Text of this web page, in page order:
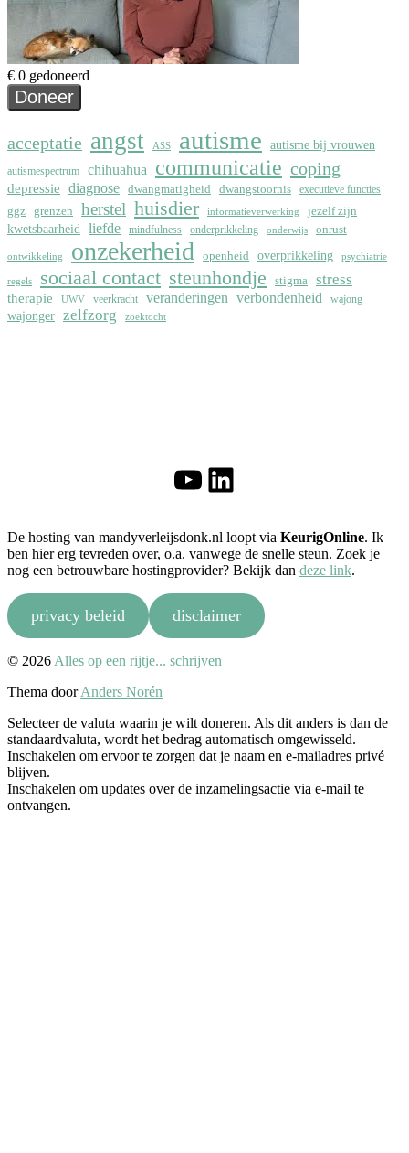
acceptatie angst ASS autisme autisme bij vrouwen
autismespectrum chihuahua communicatie coping
depressie diagnose dwangmatigheid dwangstoornis executieve functies
ggz grenzen herstel huisdier informatieverwerking jezelf zijn
kwetsbaarheid liefde mindfulness onderprikkeling onderwijs onrust
ontwikkeling onzekerheid openheid overprikkeling psychiatrie
regels sociaal contact steunhondje stigma stress
therapie UWV veerkracht veranderingen verbondenheid wajong
wajonger zelfzorg zoektocht
YouTube
LinkedIn
De hosting van mandyverleijsdonk.nl loopt via KeurigOnline. Ik
ben hier erg tevreden over, o.a. vanwege de snelle steun. Zoek je
nog een betrouwbare hostingprovider? Bekijk dan deze link.
privacy beleid disclaimer
Naar
© 2026 Alles op een rijtje... schrijven
Thema doorAnders Norén
Selecteer de valuta waarin je wilt doneren. Als dit anders is dan de
standaardvaluta, wordt het bedrag automatisch omgewisseld.
Inschakelen om ervoor te zorgen dat je naam en e-mailadres privé
blijven.
Inschakelen om updates over de inzamelingsactie via e-mail te
ontvangen.